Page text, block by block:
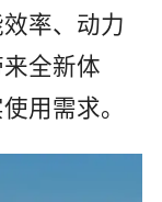
率、动力
全新体
用需求。